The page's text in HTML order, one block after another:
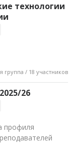
технологии
группа / 18 участников
26
профиля